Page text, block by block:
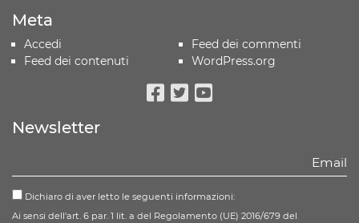
Meta
Accedi
Feed dei contenuti
Feed dei commenti
WordPress.org
Newsletter
Dichiaro di aver letto le seguenti informazioni:
Ai sensi dell'art. 6 par. 1 lit. a del Regolamento (UE) 2016/679 del